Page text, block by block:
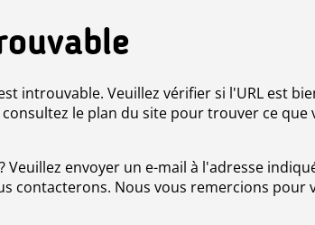
introuvable. Veuillez vérifier si l'URL est
le plan du site pour trouver ce que
Veuillez envoyer un e-mail à l'adresse
contacterons. Nous vous remercions pour